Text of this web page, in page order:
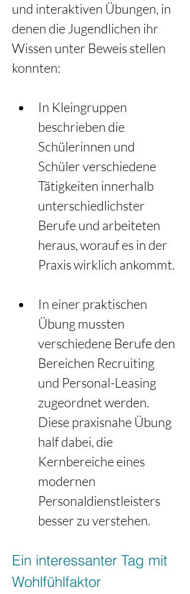
und interaktiven Übungen, in
denen die Jugendlichen ihr
Wissen unter Beweis stellen
konnten:
In Kleingruppen
beschrieben die
Schülerinnen und
Schüler verschiedene
Tätigkeiten innerhalb
unterschiedlichster
Berufe und arbeiteten
heraus, worauf es in der
Praxis wirklich ankommt.
In einer praktischen
Übung mussten
verschiedene Berufe den
Bereichen Recruiting
und Personal-Leasing
zugeordnet werden.
Diese praxisnahe Übung
half dabei, die
Kernbereiche eines
modernen
Personaldienstleisters
besser zu verstehen.
Ein interessanter Tag mit
Wohlfühlfaktor